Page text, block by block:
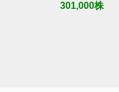
301,000株